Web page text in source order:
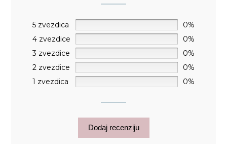
5 zvezdica
0%
4 zvezdice
0%
3 zvezdice
0%
2 zvezdice
0%
1 zvezdica
0%
Dodaj recenziju